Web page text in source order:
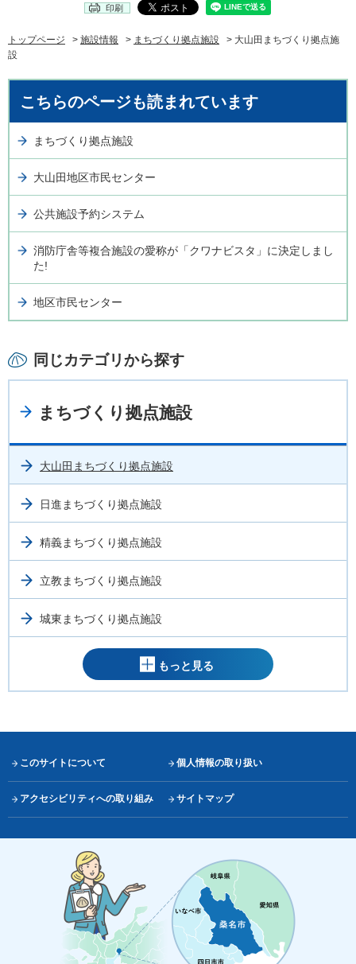
印刷
トップページ > 施設情報 > まちづくり拠点施設
> 大山田まちづくり拠点施
設
こちらのページも読まれています
まちづくり拠点施設
大山田地区市民センター
公共施設予約システム
消防庁舎等複合施設の愛称が「クワナビスタ」に決定しまし
た!
地区市民センター
同じカテゴリから探す
まちづくり拠点施設
大山田まちづくり拠点施設
日進まちづくり拠点施設
精義まちづくり拠点施設
立教まちづくり拠点施設
城東まちづくり拠点施設
もっと見る
このサイトについて 個人情報の取り扱い
アクセシビリティへの取り組み サイトマップ